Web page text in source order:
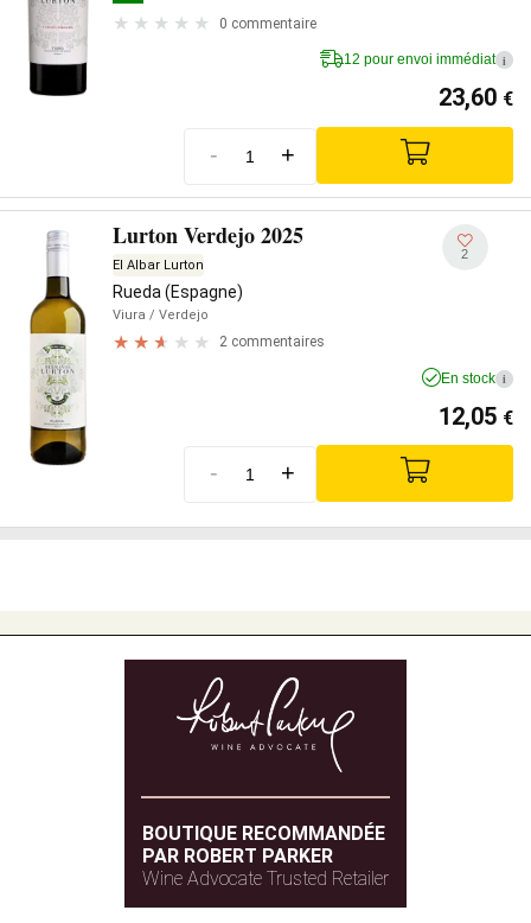
0 commentaire
12 pour envoi immédiat i
23,60 €
- +
Lurton Verdejo 2025
El Albar Lurton
Rueda (Espagne)
Viura / Verdejo
2 commentaires
2
En stock i
12,05 €
- +
BOUTIQUE RECOMMANDÉE
PAR ROBERT PARKER
Wine Advocate Trusted Retailer